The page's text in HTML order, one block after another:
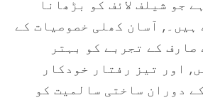
جو شیلف لائف کو بڑھانا
ہیں۔, آسان کھلی خصوصیات کے
صارف کے تجربے کو بہتر
اور تیز رفتار خودکار
دوران ساختی سالمیت کو